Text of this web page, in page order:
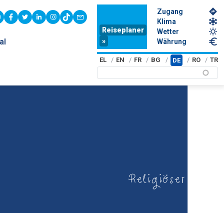
youtubefacebook
twitterlinkedininstagram
tiktokcontact
Reiseplaner
»
Zugang
Klima
Wetter
Währung
EL EN FR BG DE RO TR
Religiöser